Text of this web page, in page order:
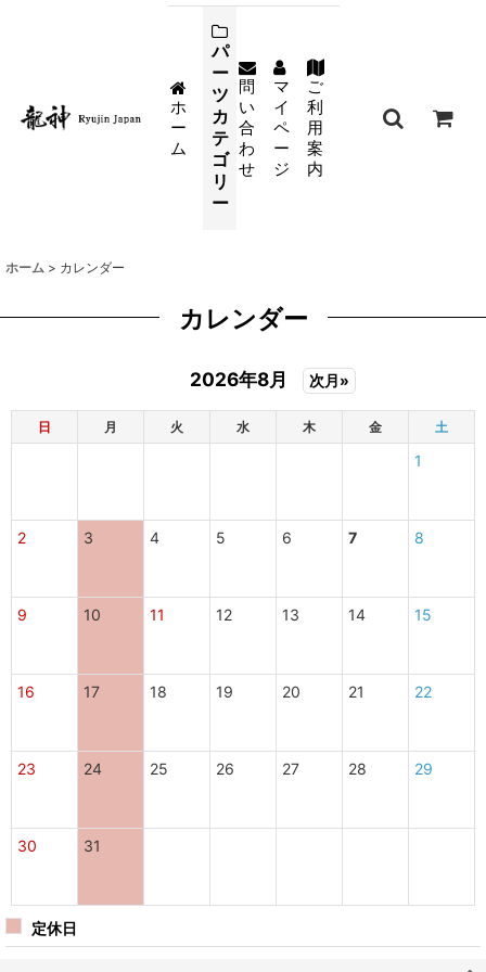
ホ
ー
ム
パ
ー
ツ
カ
テ
ゴ
リ
ー
問
い
合
わ
せ
マ
イ
ペ
ー
ジ
ご
利
用
案
内
ホーム > カレンダー
カレンダー
2026年8月 次月»
日 月 火 水 木 金 土
1
2 3 4 5 6 7 8
9 10 11 12 13 14 15
16 17 18 19 20 21 22
23 24 25 26 27 28 29
30 31
定休日